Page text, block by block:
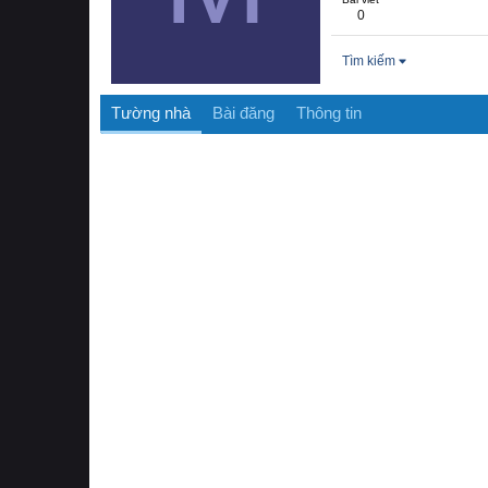
0
Tìm kiếm
Tường nhà Bài đăng Thông tin